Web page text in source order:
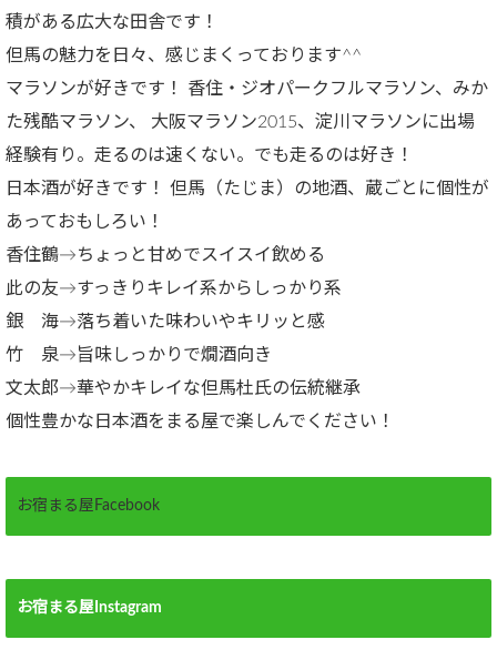
積がある広大な田舎です！
但馬の魅力を日々、感じまくっております^^
マラソンが好きです！ 香住・ジオパークフルマラソン、みか
た残酷マラソン、 大阪マラソン2015、淀川マラソンに出場
経験有り。走るのは速くない。でも走るのは好き！
日本酒が好きです！ 但馬（たじま）の地酒、蔵ごとに個性が
あっておもしろい！
香住鶴→ちょっと甘めでスイスイ飲める
此の友→すっきりキレイ系からしっかり系
銀 海→落ち着いた味わいやキリッと感
竹 泉→旨味しっかりで燗酒向き
文太郎→華やかキレイな但馬杜氏の伝統継承
個性豊かな日本酒をまる屋で楽しんでください！
お宿まる屋Facebook
お宿まる屋Instagram